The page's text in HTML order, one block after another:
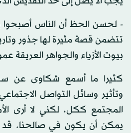
- لحسن الحظ أن الناس أصبحوا
تتضمن قصة مثيرة لها جذور
بيوت الأزياء والجواهر العريقة
كثيرا ما أسمع شكاوى عن
وتأثير وسائل التواصل
المجتمع ككل، لكني لا أرى
يمكن أن يكون في صالحنا.